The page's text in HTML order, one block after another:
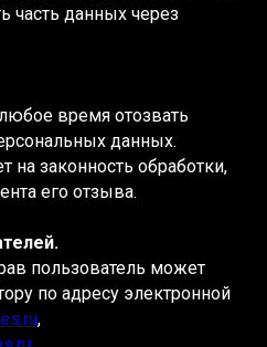
часть данных через
время отозвать
данных.
на законность обработки,
его отзыва.
пользователь может
по адресу электронной
,